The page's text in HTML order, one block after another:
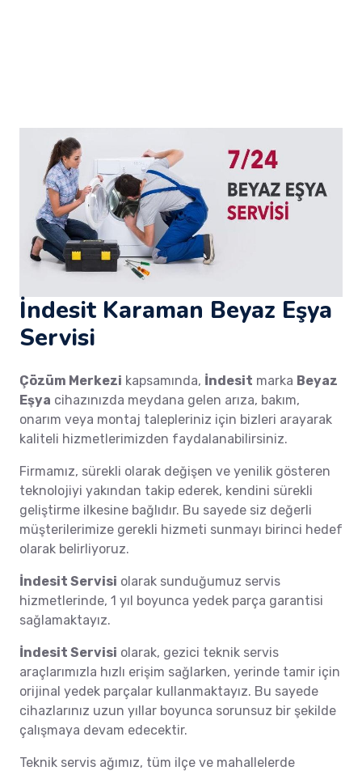
İndesit Karaman Beyaz Eşya
Servisi
Çözüm Merkezi kapsamında, İndesit marka Beyaz
Eşya cihazınızda meydana gelen arıza, bakım,
onarım veya montaj talepleriniz için bizleri arayarak
kaliteli hizmetlerimizden faydalanabilirsiniz.
Firmamız, sürekli olarak değişen ve yenilik gösteren
teknolojiyi yakından takip ederek, kendini sürekli
geliştirme ilkesine bağlıdır. Bu sayede siz değerli
müşterilerimize gerekli hizmeti sunmayı birinci hedef
olarak belirliyoruz.
İndesit Servisi olarak sunduğumuz servis
hizmetlerinde, 1 yıl boyunca yedek parça garantisi
sağlamaktayız.
İndesit Servisi olarak, gezici teknik servis
araçlarımızla hızlı erişim sağlarken, yerinde tamir için
orijinal yedek parçalar kullanmaktayız. Bu sayede
cihazlarınız uzun yıllar boyunca sorunsuz bir şekilde
çalışmaya devam edecektir.
Teknik servis ağımız, tüm ilçe ve mahallelerde